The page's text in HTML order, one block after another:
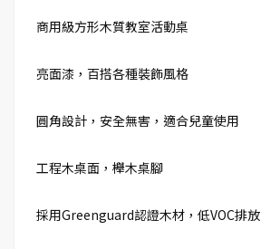
商用級方形木質教室活動桌
亮面漆，百搭各種裝飾風格
圓角設計，安全無害，適合兒童使用
工程木桌面，櫸木桌腳
採用Greenguard認證木材，低VOC排放